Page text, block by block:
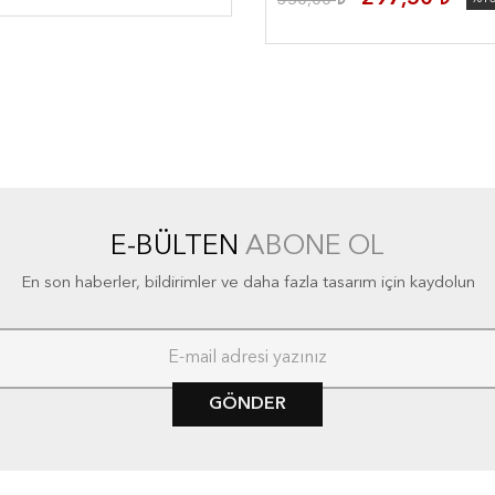
E-BÜLTEN ABONE OL
En son haberler, bildirimler ve daha fazla tasarım için kaydolun
GÖNDER